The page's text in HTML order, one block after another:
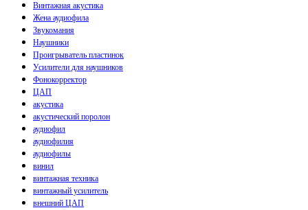
Винтажная акустика
Жена аудиофила
Звукомания
Наушники
Проигрыватель пластинок
Усилители для наушников
Фонокорректор
ЦАП
акустика
акустический поролон
аудиофил
аудиофилия
аудиофилы
винил
винтажная техника
винтажный усилитель
внешний ЦАП